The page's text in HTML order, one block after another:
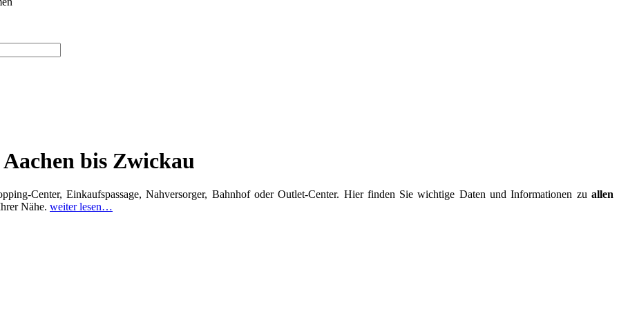
bis Zwickau
Center, Einkaufspassage, Nahversorger, Bahnhof oder Outlet-Center. Hier finden Sie wichtige Daten und Informationen zu allen
Nähe. weiter lesen…